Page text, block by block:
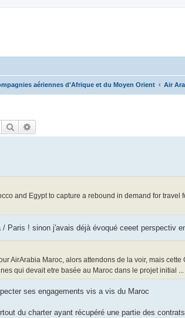
aériennes d'Afrique et du Moyen Orient Air
Rechercher
and Egypt to capture a rebound in demand for travel
Paris ! sinon j'avais déjà évoqué ceeet perspectiv
AirArabia Maroc, alors attendons de la voir, mais
qui devait etre basée au Maroc dans le projet initial
ses engagements vis a vis du Maroc
du charter ayant récupéré une partie des